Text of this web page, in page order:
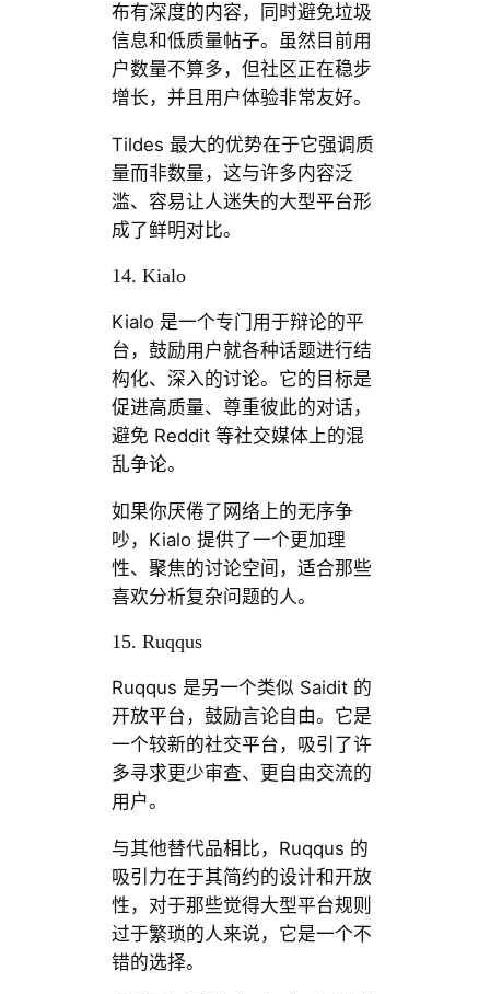
布有深度的内容，同时避免垃圾
信息和低质量帖子。虽然目前用
户数量不算多，但社区正在稳步
增长，并且用户体验非常友好。
Tildes 最大的优势在于它强调质
量而非数量，这与许多内容泛
滥、容易让人迷失的大型平台形
成了鲜明对比。
14. Kialo
Kialo 是一个专门用于辩论的平
台，鼓励用户就各种话题进行结
构化、深入的讨论。它的目标是
促进高质量、尊重彼此的对话，
避免 Reddit 等社交媒体上的混
乱争论。
如果你厌倦了网络上的无序争
吵，Kialo 提供了一个更加理
性、聚焦的讨论空间，适合那些
喜欢分析复杂问题的人。
15. Ruqqus
Ruqqus 是另一个类似 Saidit 的
开放平台，鼓励言论自由。它是
一个较新的社交平台，吸引了许
多寻求更少审查、更自由交流的
用户。
与其他替代品相比，Ruqqus 的
吸引力在于其简约的设计和开放
性，对于那些觉得大型平台规则
过于繁琐的人来说，它是一个不
错的选择。